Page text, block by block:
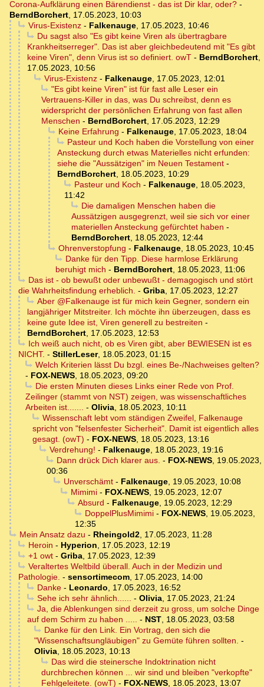
Corona-Aufklärung einen Bärendienst - das ist Dir klar, oder? -
BerndBorchert, 17.05.2023, 10:03
Virus-Existenz- Falkenauge, 17.05.2023, 10:46
Du sagst also "Es gibt keine Viren als übertragbare
Krankheitserreger". Das ist aber gleichbedeutend mit "Es gibt
keine Viren", denn Virus ist so definiert. owT - BerndBorchert,
17.05.2023, 10:56
Virus-Existenz- Falkenauge, 17.05.2023, 12:01
"Es gibt keine Viren" ist für fast alle Leser ein
Vertrauens-Killer in das, was Du schreibst, denn es
widerspricht der persönlichen Erfahrung von fast allen
Menschen - BerndBorchert, 17.05.2023, 12:29
Keine Erfahrung - Falkenauge, 17.05.2023, 18:04
Pasteur und Koch haben die Vorstellung von einer
Ansteckung durch etwas Materielles nicht erfunden:
siehe die "Aussätzigen" im Neuen Testament -
BerndBorchert, 18.05.2023, 10:29
Pasteur und Koch - Falkenauge, 18.05.2023,
11:42
Die damaligen Menschen haben die
Aussätzigen ausgegrenzt, weil sie sich vor einer
materiellen Ansteckung gefürchtet haben -
BerndBorchert, 18.05.2023, 12:44
Ohrenverstopfung - Falkenauge, 18.05.2023, 10:45
Danke für den Tipp. Diese harmlose Erklärung
beruhigt mich - BerndBorchert, 18.05.2023, 11:06
Das ist - ob bewußt oder unbewußt - demagogisch und stört
die Wahrheitsfindung erheblich. - Griba, 17.05.2023, 12:27
Aber @Falkenauge ist für mich kein Gegner, sondern ein
langjähriger Mitstreiter. Ich möchte ihn überzeugen, dass es
keine gute Idee ist, Viren generell zu bestreiten -
BerndBorchert, 17.05.2023, 12:53
Ich weiß auch nicht, ob es Viren gibt, aber BEWIESEN ist es
NICHT. - StillerLeser, 18.05.2023, 01:15
Welch Kriterien lässt Du bzgl. eines Be-/Nachweises gelten?
- FOX-NEWS, 18.05.2023, 09:20
Die ersten Minuten dieses Links einer Rede von Prof.
Zeilinger (stammt von NST) zeigen, was wissenschaftliches
Arbeiten ist....... - Olivia, 18.05.2023, 10:11
Wissenschaft lebt vom ständigen Zweifel, Falkenauge
spricht von "felsenfester Sicherheit". Damit ist eigentlich alles
gesagt. (owT) - FOX-NEWS, 18.05.2023, 13:16
Verdrehung! - Falkenauge, 18.05.2023, 19:16
Dann drück Dich klarer aus. - FOX-NEWS, 19.05.2023,
00:36
Unverschämt- Falkenauge, 19.05.2023, 10:08
Mimimi- FOX-NEWS, 19.05.2023, 12:07
Absurd - Falkenauge, 19.05.2023, 12:29
DoppelPlusMimimi- FOX-NEWS, 19.05.2023,
12:35
Mein Ansatz dazu - Rheingold2, 17.05.2023, 11:28
Heroin - Hyperion, 17.05.2023, 12:19
+1 owt- Griba, 17.05.2023, 12:39
Veraltertes Weltbild überall. Auch in der Medizin und
Pathologie. - sensortimecom, 17.05.2023, 14:00
Danke- Leonardo, 17.05.2023, 16:52
Sehe ich sehr ähnlich...... - Olivia, 17.05.2023, 21:24
Ja, die Ablenkungen sind derzeit zu gross, um solche Dinge
auf dem Schirm zu haben ..... - NST, 18.05.2023, 03:58
Danke für den Link. Ein Vortrag, den sich die
"Wissenschaftsungläubigen" zu Gemüte führen sollten. -
Olivia, 18.05.2023, 10:13
Das wird die steinersche Indoktrination nicht
durchbrechen können ... wir sind und bleiben "verkopfte"
Fehlgeleitete. (owT) - FOX-NEWS, 18.05.2023, 13:07